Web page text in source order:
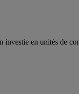
investie en unités de